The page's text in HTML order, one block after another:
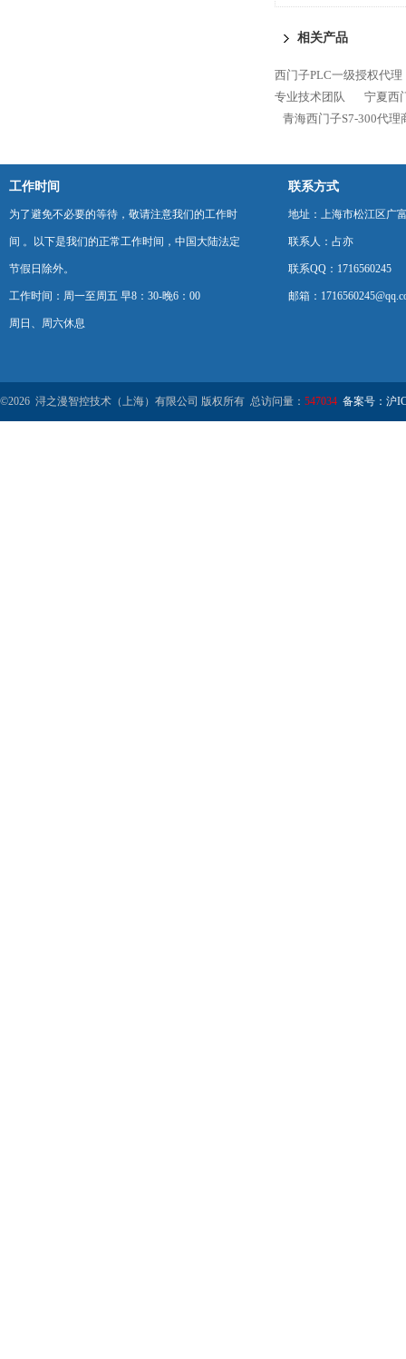
相关产品
西门子PLC一级授权代理
专业技术团队
宁夏西
青海西门子S7-300代理
工作时间
为了避免不必要的等待，敬请注意我们的工作时
间 。以下是我们的正常工作时间，中国大陆法定
节假日除外。
工作时间：周一至周五 早8：30-晚6：00
周日、周六休息
联系方式
地址：上海市松江区广
联系人：占亦
联系QQ：1716560245
邮箱：
©2026 浔之漫智控技术（上海）有限公司 版权所有 总访问量： 547034 备案号：沪